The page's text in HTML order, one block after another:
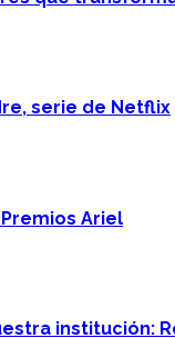
serie de Netflix
Ariel
institución: